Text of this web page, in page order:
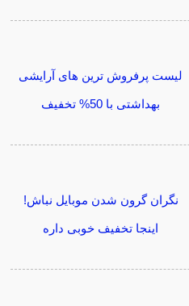
لیست پرفروش ترین های آرایشی
بهداشتی با 50% تخفیف
نگران گرون شدن موبایل نباش!
اینجا تخفیف خوبی داره